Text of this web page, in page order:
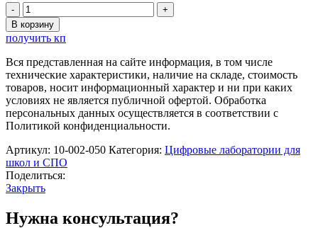
Количество
товара
Цифровая
лаборатория
Releon
Point
для
начальной
школы
В корзину
получить кп
Вся представленная на сайте информация, в том числе
технические характеристики, наличие на складе, стоимость
товаров, носит информационный характер и ни при каких
условиях не является публичной офертой. Обработка
персональных данных осуществляется в соответствии с
Политикой конфиденциальности.
Артикул: 10-002-050 Категория: Цифровые лаборатории для
школ и СПО
Поделиться:
Закрыть
Нужна консультация?